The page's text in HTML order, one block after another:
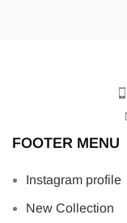
FOOTER MENU
Instagram profile
New Collection